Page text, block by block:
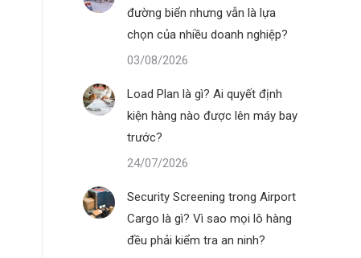
đường biển nhưng vẫn là lựa
chọn của nhiều doanh nghiệp?
03/08/2026
Load Plan là gì? Ai quyết định
kiện hàng nào được lên máy bay
trước?
24/07/2026
Security Screening trong Airport
Cargo là gì? Vì sao mọi lô hàng
đều phải kiểm tra an ninh?